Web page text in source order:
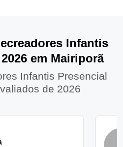
Infantis
em Mairiporã
Infantis Presencial
de 2026